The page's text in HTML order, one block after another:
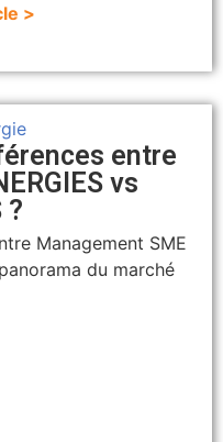
>
entre
vs
?
Management SME
du marché